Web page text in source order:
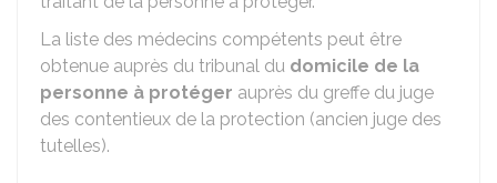
La liste des médecins compétents peut être
obtenue auprès du tribunal du domicile de la
personne à protéger auprès du greffe du juge
des contentieux de la protection (ancien juge des
tutelles).